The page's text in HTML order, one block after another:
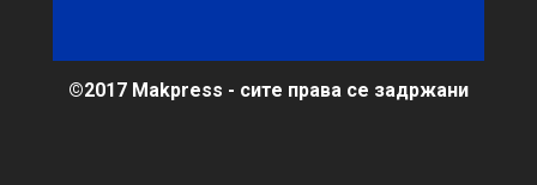
©2017 Makpress - сите права се задржани